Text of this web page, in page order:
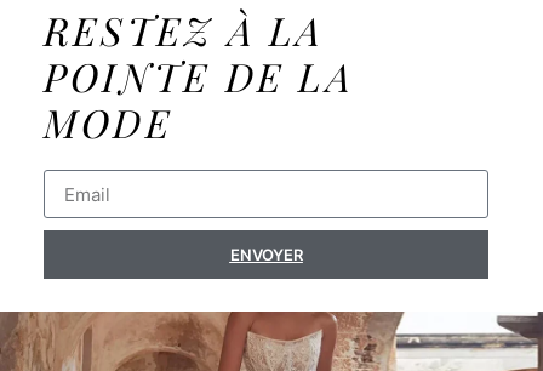
RESTEZ À LA
POINTE DE LA
MODE
ENVOYER